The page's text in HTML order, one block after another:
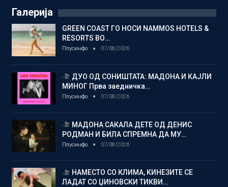
Галерија
GREEN COAST ГО НОСИ NAMMOS HOTELS &
RESORTS ВО…
Плусинфо 07/08/2026
ДУО ОД СОНИШТАТА: МАДОНА И КАЈЛИ
МИНОГ Прва заедничка…
Плусинфо 07/08/2026
МАДОНА САКАЛА ДЕТЕ ОД ДЕНИС
РОДМАН И БИЛА СПРЕМНА ДА МУ…
Плусинфо 07/08/2026
НАМЕСТО СО КЛИМА, КИНЕЗИТЕ СЕ
ЛАДАТ СО ЏИНОВСКИ ТИКВИ…